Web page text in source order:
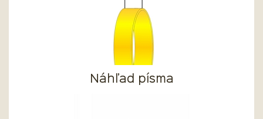
Náhľad písma